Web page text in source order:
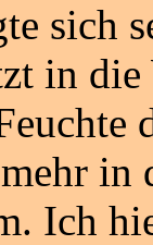
sich
in
in
Ich